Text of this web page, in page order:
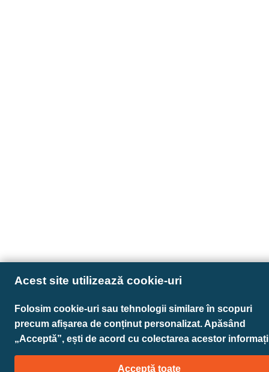
Acest site utilizează cookie-uri
Folosim cookie-uri sau tehnologii similare în scopuri
precum afișarea de conținut personalizat. Apăsând
„Acceptă”, ești de acord cu colectarea acestor
Acceptă toate